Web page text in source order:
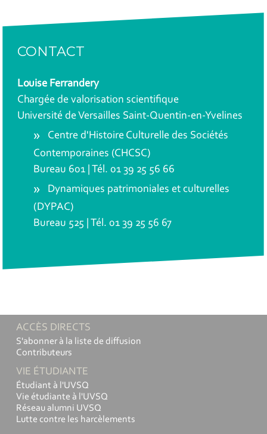
CONTACT
Louise Ferrandery
Chargée de valorisation scientifique
Université de Versailles Saint-Quentin-en-Yvelines
Centre d'Histoire Culturelle des Sociétés
Contemporaines (CHCSC)
Bureau 601 | Tél. 01 39 25 56 66
Dynamiques patrimoniales et culturelles
(DYPAC)
Bureau 525 | Tél. 01 39 25 56 67
ACCÈS DIRECTS
S'abonner à la liste de diffusion
Contributeurs
VIE ÉTUDIANTE
Étudiant à l'UVSQ
Vie étudiante à l'UVSQ
Réseau alumni UVSQ
Lutte contre les harcèlements